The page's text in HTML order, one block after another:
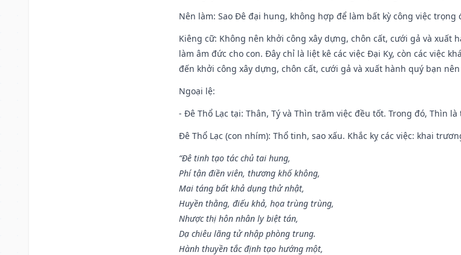
Nên làm: Sao Đê đại hung, không hợp để làm bất kỳ công việc trọng
Kiêng cữ: Không nên khởi công xây dựng, chôn cất, cưới gả và xuất
làm âm đức cho con. Đây chỉ là liệt kê các việc Đại Kỵ, còn các việc
đến khởi công xây dựng, chôn cất, cưới gả và xuất hành quý bạn
Ngoại lệ:
- Đê Thổ Lạc tại: Thân, Tý và Thìn trăm việc đều tốt. Trong đó, Thìn
Đê Thổ Lạc (con nhím): Thổ tinh, sao xấu. Khắc kỵ các việc: khai
“Đê tinh tạo tác chủ tai hung,
Phí tận điền viên, thương khố không,
Mai táng bất khả dụng thử nhật,
Huyền thằng, điếu khả, họa trùng trùng,
Nhược thị hôn nhân ly biệt tán,
Dạ chiêu lãng tử nhập phòng trung.
Hành thuyền tắc định tạo hướng một,